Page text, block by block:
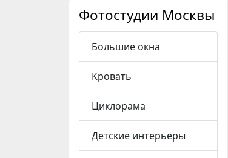
Фотостудии Москвы
Большие окна
Кровать
Циклорама
Детские интерьеры